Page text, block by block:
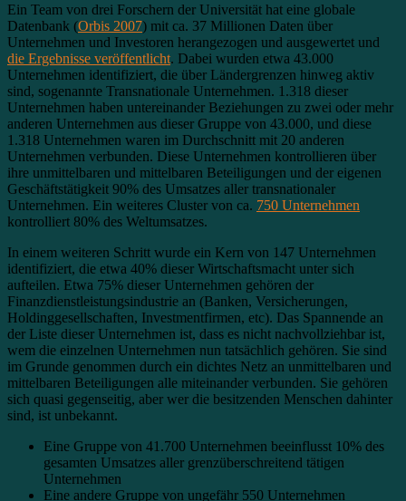
Ein Team von drei Forschern der Universität hat eine globale
Datenbank (Orbis 2007) mit ca. 37 Millionen Daten über
Unternehmen und Investoren herangezogen und ausgewertet und
die Ergebnisse veröffentlicht. Dabei wurden etwa 43.000
Unternehmen identifiziert, die über Ländergrenzen hinweg aktiv
sind, sogenannte Transnationale Unternehmen. 1.318 dieser
Unternehmen haben untereinander Beziehungen zu zwei oder mehr
anderen Unternehmen aus dieser Gruppe von 43.000, und diese
1.318 Unternehmen waren im Durchschnitt mit 20 anderen
Unternehmen verbunden. Diese Unternehmen kontrollieren über
ihre unmittelbaren und mittelbaren Beteiligungen und der eigenen
Geschäftstätigkeit 90% des Umsatzes aller transnationaler
Unternehmen. Ein weiteres Cluster von ca. 750 Unternehmen
kontrolliert 80% des Weltumsatzes.
In einem weiteren Schritt wurde ein Kern von 147 Unternehmen
identifiziert, die etwa 40% dieser Wirtschaftsmacht unter sich
aufteilen. Etwa 75% dieser Unternehmen gehören der
Finanzdienstleistungsindustrie an (Banken, Versicherungen,
Holdinggesellschaften, Investmentfirmen, etc). Das Spannende an
der Liste dieser Unternehmen ist, dass es nicht nachvollziehbar ist,
wem die einzelnen Unternehmen nun tatsächlich gehören. Sie sind
im Grunde genommen durch ein dichtes Netz an unmittelbaren und
mittelbaren Beteiligungen alle miteinander verbunden. Sie gehören
sich quasi gegenseitig, aber wer die besitzenden Menschen dahinter
sind, ist unbekannt.
Eine Gruppe von 41.700 Unternehmen beeinflusst 10% des
gesamten Umsatzes aller grenzüberschreitend tätigen
Unternehmen
Eine andere Gruppe von ungefähr 550 Unternehmen